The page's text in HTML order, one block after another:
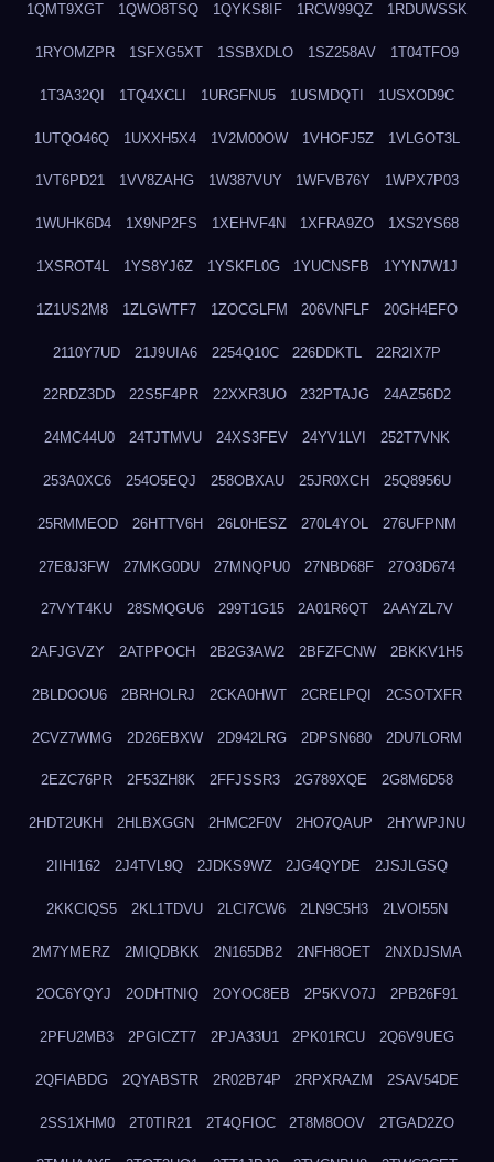
1QMT9XGT 1QWO8TSQ 1QYKS8IF 1RCW99QZ 1RDUWSSK
1RYOMZPR 1SFXG5XT 1SSBXDLO 1SZ258AV 1T04TFO9
1T3A32QI 1TQ4XCLI 1URGFNU5 1USMDQTI 1USXOD9C
1UTQO46Q 1UXXH5X4 1V2M00OW 1VHOFJ5Z 1VLGOT3L
1VT6PD21 1VV8ZAHG 1W387VUY 1WFVB76Y 1WPX7P03
1WUHK6D4 1X9NP2FS 1XEHVF4N 1XFRA9ZO 1XS2YS68
1XSROT4L 1YS8YJ6Z 1YSKFL0G 1YUCNSFB 1YYN7W1J
1Z1US2M8 1ZLGWTF7 1ZOCGLFM 206VNFLF 20GH4EFO
2110Y7UD 21J9UIA6 2254Q10C 226DDKTL 22R2IX7P
22RDZ3DD 22S5F4PR 22XXR3UO 232PTAJG 24AZ56D2
24MC44U0 24TJTMVU 24XS3FEV 24YV1LVI 252T7VNK
253A0XC6 254O5EQJ 258OBXAU 25JR0XCH 25Q8956U
25RMMEOD 26HTTV6H 26L0HESZ 270L4YOL 276UFPNM
27E8J3FW 27MKG0DU 27MNQPU0 27NBD68F 27O3D674
27VYT4KU 28SMQGU6 299T1G15 2A01R6QT 2AAYZL7V
2AFJGVZY 2ATPPOCH 2B2G3AW2 2BFZFCNW 2BKKV1H5
2BLDOOU6 2BRHOLRJ 2CKA0HWT 2CRELPQI 2CSOTXFR
2CVZ7WMG 2D26EBXW 2D942LRG 2DPSN680 2DU7LORM
2EZC76PR 2F53ZH8K 2FFJSSR3 2G789XQE 2G8M6D58
2HDT2UKH 2HLBXGGN 2HMC2F0V 2HO7QAUP 2HYWPJNU
2IIHI162 2J4TVL9Q 2JDKS9WZ 2JG4QYDE 2JSJLGSQ
2KKCIQS5 2KL1TDVU 2LCI7CW6 2LN9C5H3 2LVOI55N
2M7YMERZ 2MIQDBKK 2N165DB2 2NFH8OET 2NXDJSMA
2OC6YQYJ 2ODHTNIQ 2OYOC8EB 2P5KVO7J 2PB26F91
2PFU2MB3 2PGICZT7 2PJA33U1 2PK01RCU 2Q6V9UEG
2QFIABDG 2QYABSTR 2R02B74P 2RPXRAZM 2SAV54DE
2SS1XHM0 2T0TIR21 2T4QFIOC 2T8M8OOV 2TGAD2ZO